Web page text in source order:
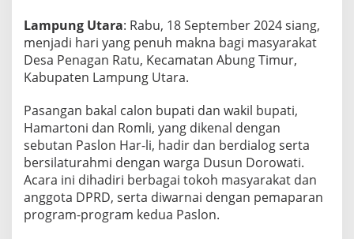
w
a
t
i
:
a
s
l
o
n
H
m
a
Lampung Utara: Rabu, 18 September 2024 siang,
menjadi hari yang penuh makna bagi masyarakat
Desa Penagan Ratu, Kecamatan Abung Timur,
Kabupaten Lampung Utara.
Pasangan bakal calon bupati dan wakil bupati,
Hamartoni dan Romli, yang dikenal dengan
sebutan Paslon Har-li, hadir dan berdialog serta
bersilaturahmi dengan warga Dusun Dorowati.
Acara ini dihadiri berbagai tokoh masyarakat dan
anggota DPRD, serta diwarnai dengan pemaparan
program-program kedua Paslon.